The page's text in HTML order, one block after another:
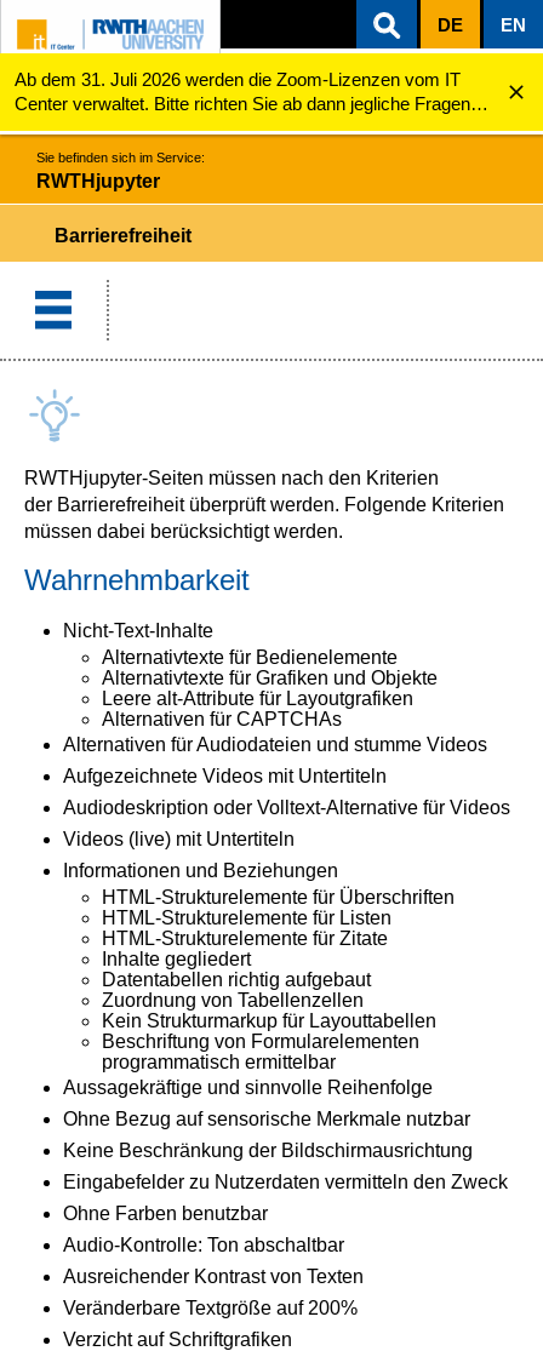
ZUM INHALTSBEREICH
ZUR HAUPTNAVIGATION
ZUR SUCHE
DE EN
Ab dem 31. Juli 2026 werden die Zoom-Lizenzen vom IT
Center verwaltet. Bitte richten Sie ab dann jegliche Fragen
zu den Zoom-Lizenzen (z.B. Probleme mit dem Login) an
servicedesk@itc.rwth-aachen.de.
RWTHjupyter Barrierefreiheit
Sie befinden sich im Service:
RWTHjupyter
Barrierefreiheit
RWTHjupyter-Seiten müssen nach den Kriterien
der Barrierefreiheit überprüft werden. Folgende Kriterien
müssen dabei berücksichtigt werden.
Wahrnehmbarkeit
Nicht-Text-Inhalte
Alternativtexte für Bedienelemente
Alternativtexte für Grafiken und Objekte
Leere alt-Attribute für Layoutgrafiken
Alternativen für CAPTCHAs
Alternativen für Audiodateien und stumme Videos
Aufgezeichnete Videos mit Untertiteln
Audiodeskription oder Volltext-Alternative für Videos
Videos (live) mit Untertiteln
Informationen und Beziehungen
HTML-Strukturelemente für Überschriften
HTML-Strukturelemente für Listen
HTML-Strukturelemente für Zitate
Inhalte gegliedert
Datentabellen richtig aufgebaut
Zuordnung von Tabellenzellen
Kein Strukturmarkup für Layouttabellen
Beschriftung von Formularelementen
programmatisch ermittelbar
Aussagekräftige und sinnvolle Reihenfolge
Ohne Bezug auf sensorische Merkmale nutzbar
Keine Beschränkung der Bildschirmausrichtung
Eingabefelder zu Nutzerdaten vermitteln den Zweck
Ohne Farben benutzbar
Audio-Kontrolle: Ton abschaltbar
Ausreichender Kontrast von Texten
Veränderbare Textgröße auf 200%
Verzicht auf Schriftgrafiken